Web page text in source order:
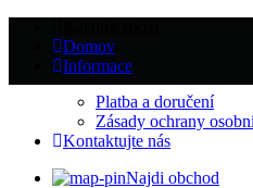
Domov
Informace
Platba a doručení
Zásady ochrany
Kontaktujte nás
Najdi obchod